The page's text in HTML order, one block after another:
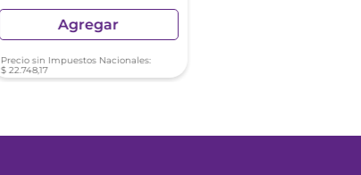
Agregar
Precio sin Impuestos Nacionales:
$ 22.748,17